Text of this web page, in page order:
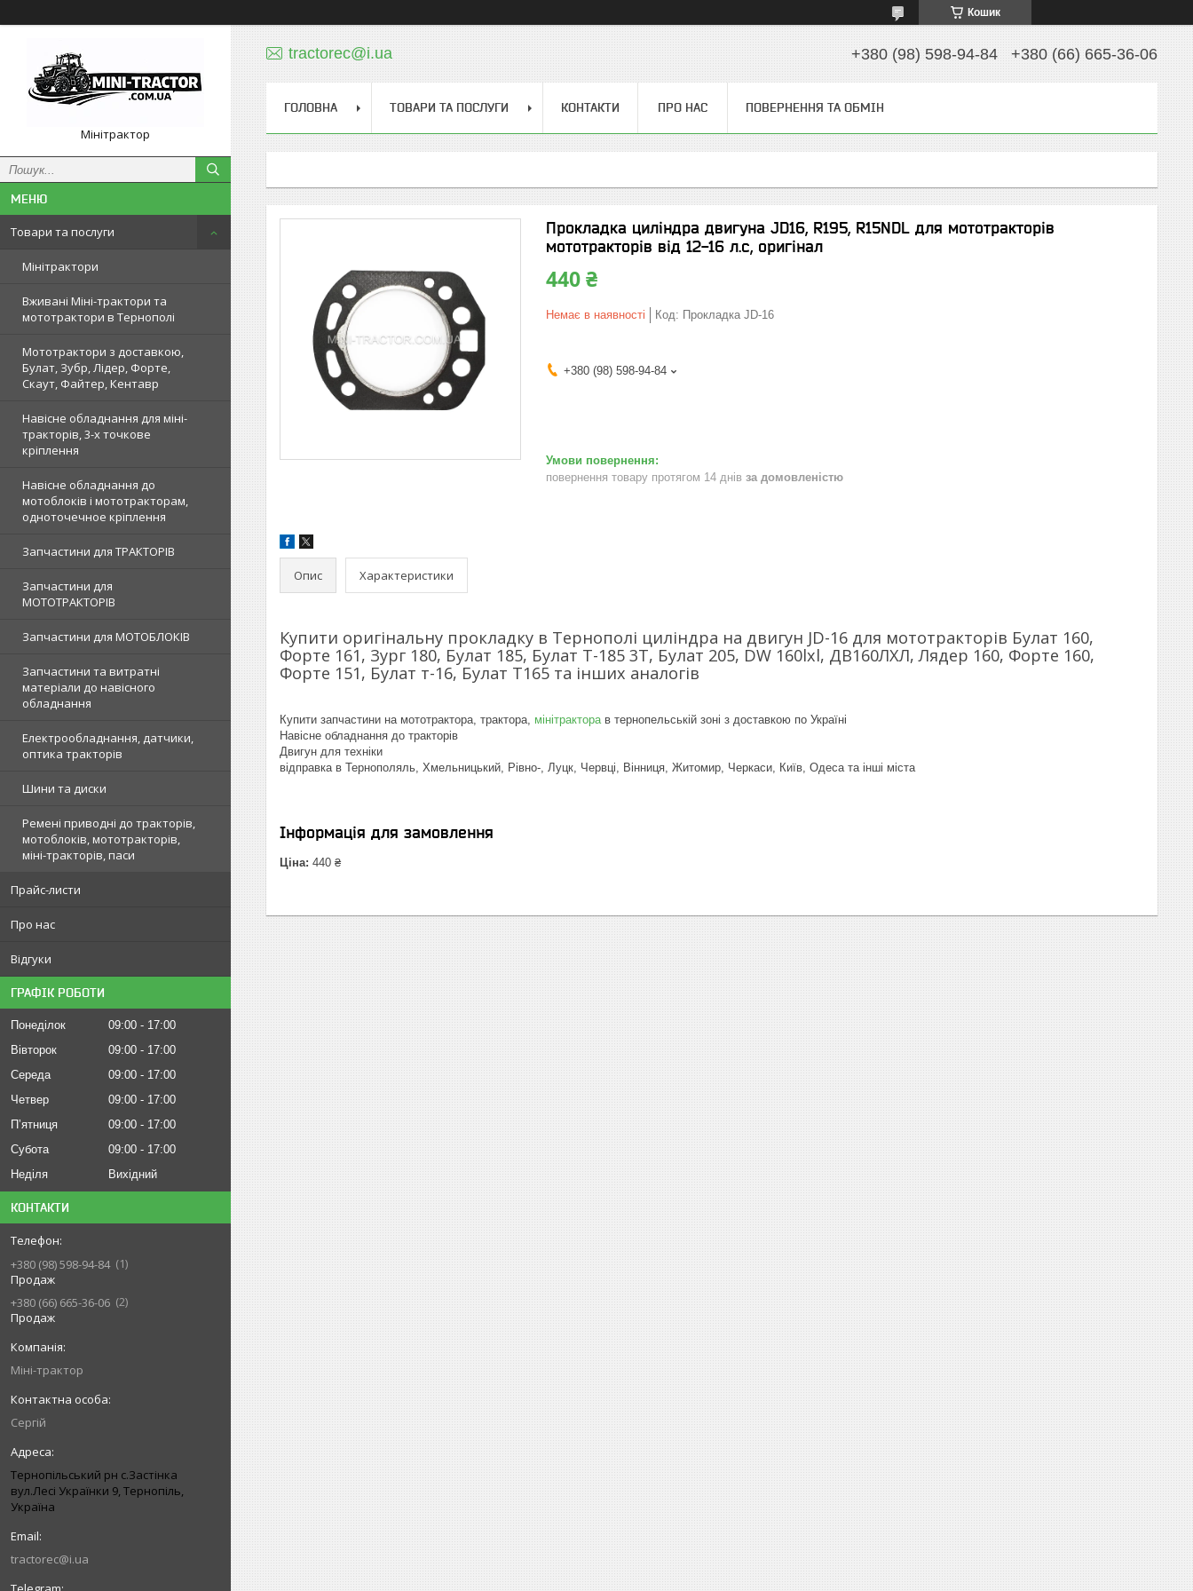
Кошик
Мінітрактор
Товари та послуги
Мінітрактори
Вживані Міні-трактори та
мототрактори в Тернополі
Мототрактори з доставкою,
Булат, Зубр, Лідер, Форте,
Скаут, Файтер, Кентавр
Навісне обладнання для міні-
тракторів, 3-х точкове
кріплення
Навісне обладнання до
мотоблоків і мототракторам,
одноточечное кріплення
Запчастини для ТРАКТОРІВ
Запчастини для
МОТОТРАКТОРІВ
Запчастини для МОТОБЛОКІВ
Запчастини та витратні
матеріали до навісного
обладнання
Електрообладнання, датчики,
оптика тракторів
Шини та диски
Ремені приводні до тракторів,
мотоблоків, мототракторів,
міні-тракторів, паси
Прайс-листи
Про нас
Відгуки
ГРАФІК РОБОТИ
Понеділок 09:00
17:00
Вівторок
09:00
17:00
Середа
09:00
17:00
Четвер
09:00
17:00
Пʼятниця
09:00
17:00
Субота
09:00
17:00
Неділя
Вихідний
КОНТАКТИ
+380 (98) 598-94-84
1
Продаж
+380 (66) 665-36-06 2
Продаж
Міні-трактор
Сергій
Тернопільський рн с.Застінка
вул.Лесі Українки 9, Тернопіль,
Україна
tractorec@i.ua
tractorec@i.ua +380 (98) 598-94-84 +380 (66) 665-36-06
ГОЛОВНА ТОВАРИ ТА ПОСЛУГИ КОНТАКТИ ПРО НАС ПОВЕРНЕННЯ ТА ОБМІН
Прокладка циліндра двигуна JD16, R195, R15NDL для мототракторів
мототракторів від 12-16 л.с, оригінал
440 ₴
Немає в наявності Код: Прокладка JD-16
+380 (98) 598-94-84
повернення товару протягом 14 днів за домовленістю
Опис Характеристики
Купити оригінальну прокладку в Тернополі циліндра на двигун JD-16 для мототракторів Булат 160,
Форте 161, Зург 180, Булат 185, Булат Т-185 3Т, Булат 205, DW 160lxl, ДВ160ЛХЛ, Лядер 160, Форте 160,
Форте 151, Булат т-16, Булат Т165 та інших аналогів
Купити запчастини на мототрактора, трактора, мінітракторав тернопельській зоні з доставкою по Україні
Навісне обладнання до тракторів
Двигун для техніки
відправка в Тернополяль, Хмельницький, Рівно-, Луцк, Червці, Вінниця, Житомир, Черкаси, Київ, Одеса та інші міста
Інформація для замовлення
Ціна: 440 ₴